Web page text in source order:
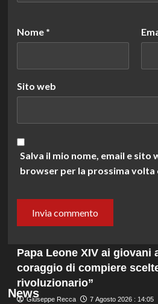
Nome *
Sito web
Salva il mio nome, email e sito
browser per la prossima volta
News
Papa Leone XIV ai giovani
coraggio di compiere
rivoluzionario”
Giuseppe Recca 7 Agosto 2026 : 14:05